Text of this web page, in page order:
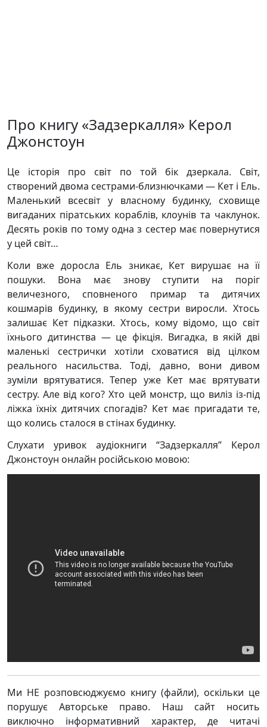
Про книгу «Задзеркалля» Керол
Джонстоун
Це історія про світ по той бік дзеркала. Світ,
створений двома сестрами-близнючками — Кет і Ель.
Маленький всесвіт у власному будинку, сховище
вигаданих піратських кораблів, клоунів та чаклунок.
Десять років по тому одна з сестер має повернутися
у цей світ…
Коли вже доросла Ель зникає, Кет вирушає на її
пошуки. Вона має знову ступити на поріг
величезного, сповненого примар та дитячих
кошмарів будинку, в якому сестри виросли. Хтось
залишає Кет підказки. Хтось, кому відомо, що світ
їхнього дитинства — це фікція. Вигадка, в якій дві
маленькі сестрички хотіли сховатися від цілком
реального насильства. Тоді, давно, вони дивом
зуміли врятуватися. Тепер уже Кет має врятувати
сестру. Але від кого? Хто цей монстр, що виліз із-під
ліжка їхніх дитячих спогадів? Кет має пригадати те,
що колись сталося в стінах будинку.
Слухати уривок аудіокниги “Задзеркалля” Керол
Джонстоун онлайн російською мовою:
Ми НЕ розповсюджуємо книгу (файли), оскільки це
порушує Авторське право. Наш сайт носить
виключно інформативний характер, де читачі